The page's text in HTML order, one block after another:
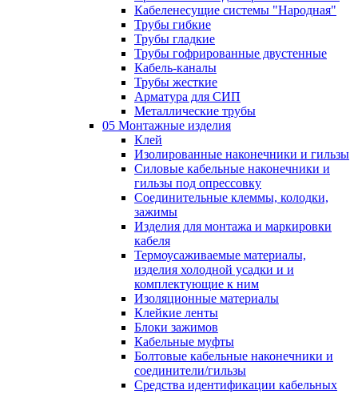
Кабеленесущие системы "Народная"
Трубы гибкие
Трубы гладкие
Трубы гофрированные двустенные
Кабель-каналы
Трубы жесткие
Арматура для СИП
Металлические трубы
05 Монтажные изделия
Клей
Изолированные наконечники и гильзы
Силовые кабельные наконечники и
гильзы под опрессовку
Соединительные клеммы, колодки,
зажимы
Изделия для монтажа и маркировки
кабеля
Термоусаживаемые материалы,
изделия холодной усадки и и
комплектующие к ним
Изоляционные материалы
Клейкие ленты
Блоки зажимов
Кабельные муфты
Болтовые кабельные наконечники и
соединители/гильзы
Средства идентификации кабельных